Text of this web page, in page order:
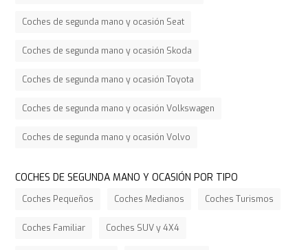
Coches de segunda mano y ocasión Seat
Coches de segunda mano y ocasión Skoda
Coches de segunda mano y ocasión Toyota
Coches de segunda mano y ocasión Volkswagen
Coches de segunda mano y ocasión Volvo
COCHES DE SEGUNDA MANO Y OCASIÓN POR TIPO
Coches Pequeños Coches Medianos Coches Turismos
Coches Familiar Coches SUV y 4X4